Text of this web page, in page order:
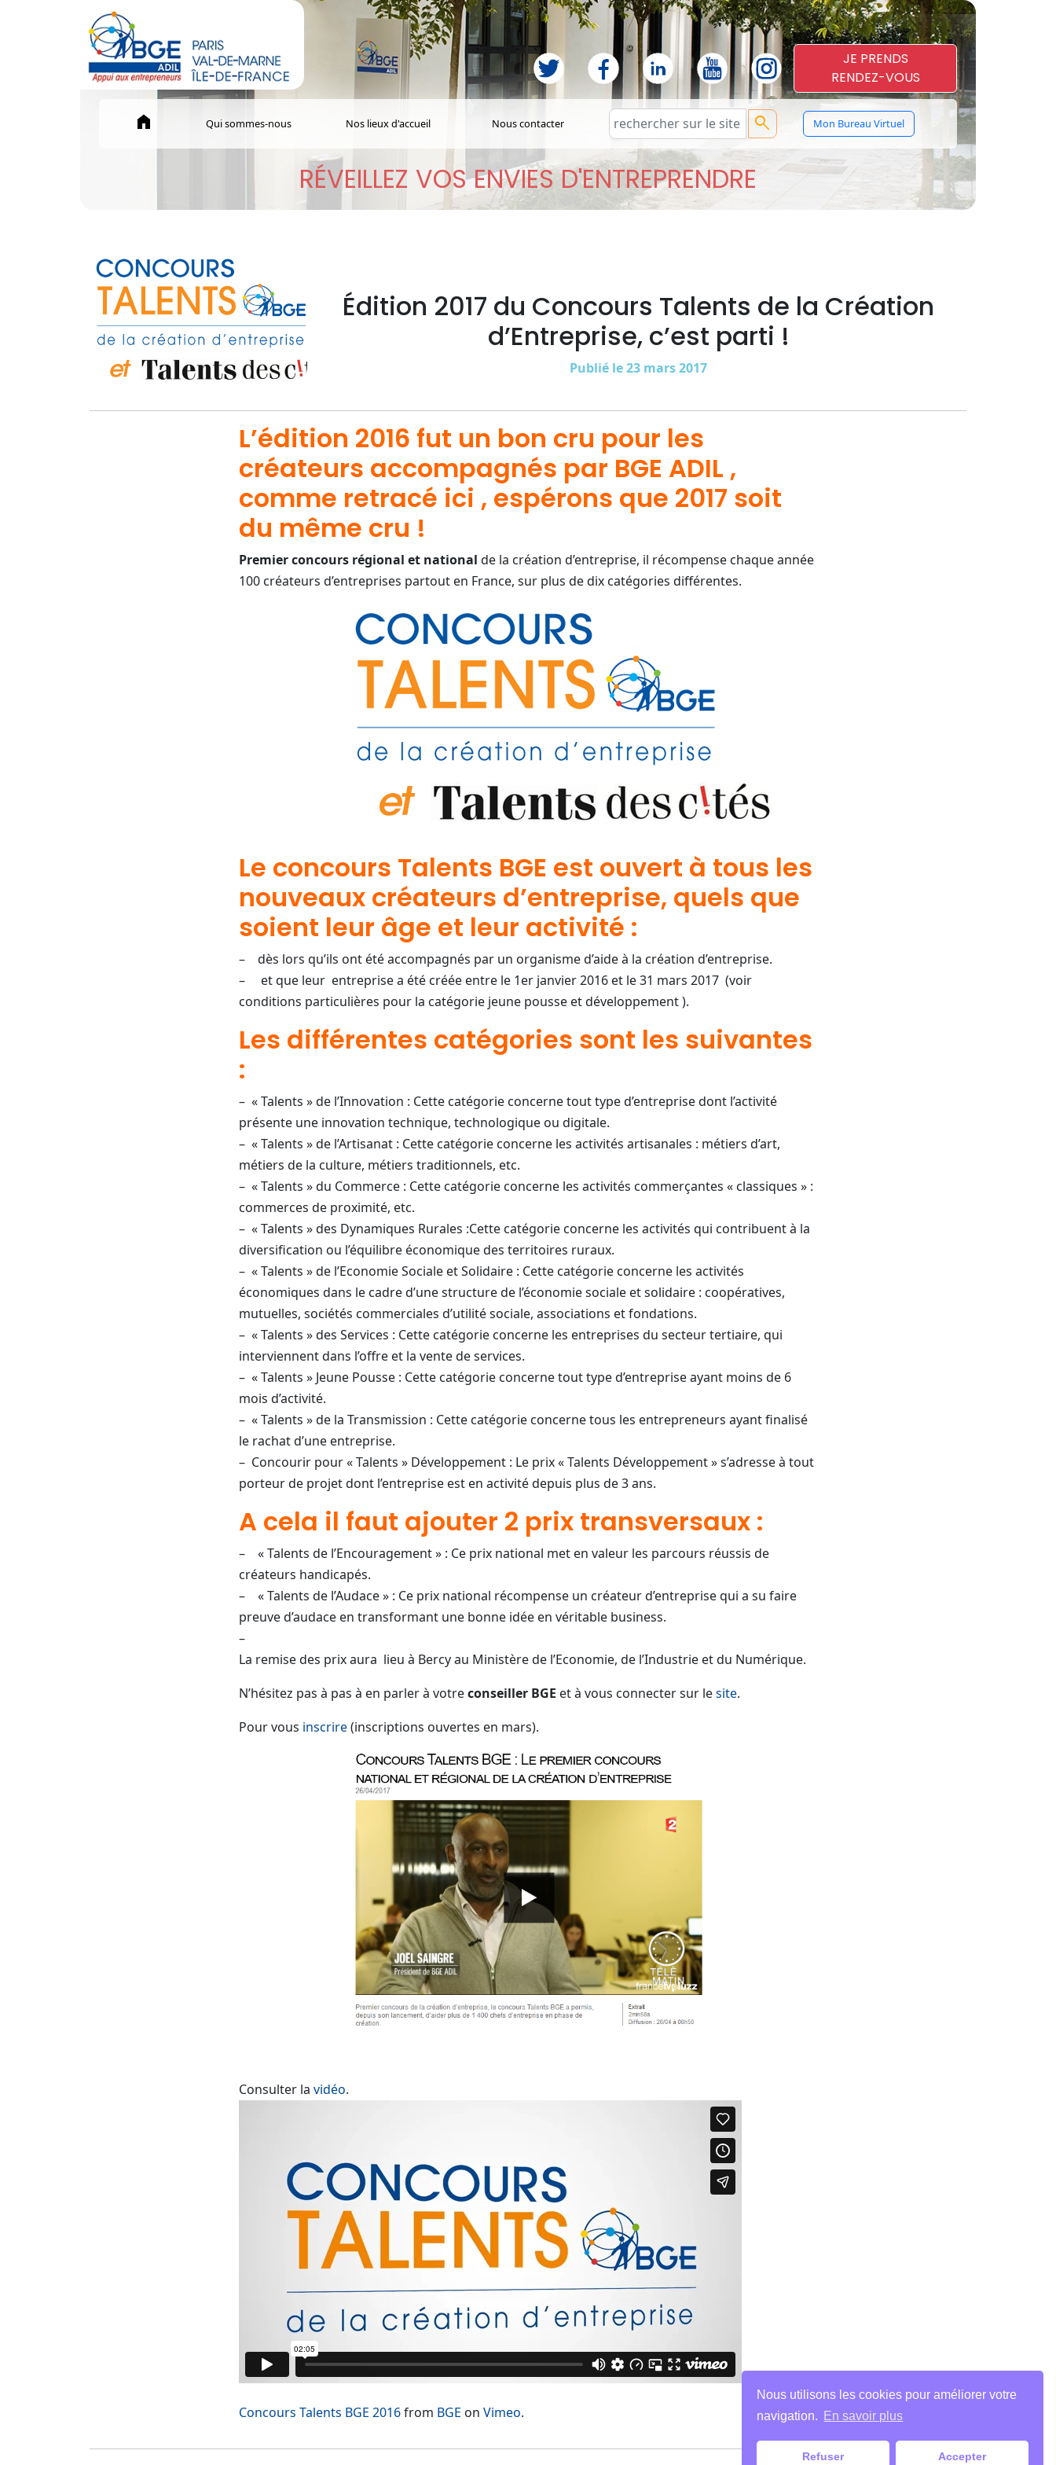
JE PRENDS
RENDEZ-VOUS
home Qui sommes-nous Nos lieux d'accueil Nous contacter search Mon Bureau Virtuel
RÉVEILLEZ VOS ENVIES D'ENTREPRENDRE
Édition 2017 du Concours Talents de la Création
d’Entreprise, c’est parti !
Publié le 23 mars 2017
L’édition 2016 fut un bon cru pour les
créateurs accompagnés par BGE ADIL ,
comme retracé ici , espérons que 2017 soit
du même cru !
Premier concours régional et national de la création d’entreprise, il récompense chaque année
100 créateurs d’entreprises partout en France, sur plus de dix catégories différentes.
Le concours Talents BGE est ouvert à tous les
nouveaux créateurs d’entreprise, quels que
soient leur âge et leur activité :
– dès lors qu’ils ont été accompagnés par un organisme d’aide à la création d’entreprise.
– et que leur entreprise a été créée entre le 1er janvier 2016 et le 31 mars 2017 (voir
conditions particulières pour la catégorie jeune pousse et développement ).
Les différentes catégories sont les suivantes
:
– « Talents » de l’Innovation : Cette catégorie concerne tout type d’entreprise dont l’activité
présente une innovation technique, technologique ou digitale.
– « Talents » de l’Artisanat : Cette catégorie concerne les activités artisanales : métiers d’art,
métiers de la culture, métiers traditionnels, etc.
– « Talents » du Commerce : Cette catégorie concerne les activités commerçantes « classiques » :
commerces de proximité, etc.
– « Talents » des Dynamiques Rurales :Cette catégorie concerne les activités qui contribuent à la
diversification ou l’équilibre économique des territoires ruraux.
– « Talents » de l’Economie Sociale et Solidaire : Cette catégorie concerne les activités
économiques dans le cadre d’une structure de l’économie sociale et solidaire : coopératives,
mutuelles, sociétés commerciales d’utilité sociale, associations et fondations.
– « Talents » des Services : Cette catégorie concerne les entreprises du secteur tertiaire, qui
interviennent dans l’offre et la vente de services.
– « Talents » Jeune Pousse : Cette catégorie concerne tout type d’entreprise ayant moins de 6
mois d’activité.
– « Talents » de la Transmission : Cette catégorie concerne tous les entrepreneurs ayant finalisé
le rachat d’une entreprise.
– Concourir pour « Talents » Développement : Le prix « Talents Développement » s’adresse à tout
porteur de projet dont l’entreprise est en activité depuis plus de 3 ans.
A cela il faut ajouter 2 prix transversaux :
– « Talents de l’Encouragement » : Ce prix national met en valeur les parcours réussis de
créateurs handicapés.
– « Talents de l’Audace » : Ce prix national récompense un créateur d’entreprise qui a su faire
preuve d’audace en transformant une bonne idée en véritable business.
–
La remise des prix aura lieu à Bercy au Ministère de l’Economie, de l’Industrie et du Numérique.
N’hésitez pas à pas à en parler à votreconseiller BGE et à vous connecter sur lesite.
Pour vous inscrire(inscriptions ouvertes en mars).
Consulter la vidéo.
Concours Talents BGE 2016from BGE on Vimeo.
Nous utilisons les cookies pour améliorer votre
navigation.
En savoir plus
Refuser Accepter